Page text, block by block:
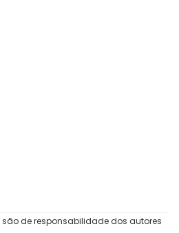
de responsabilidade dos autores